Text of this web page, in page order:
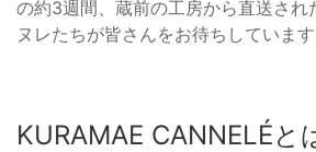
の約3週間、蔵前の工房から直送され
ヌレたちが皆さんをお待ちしています
KURAMAE CANNELÉと